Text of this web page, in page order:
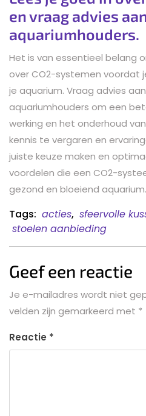
en vraag advies
aquariumhouders.
Het is van essentieel belang
over CO2-systemen voordat
je aquarium. Vraag advies
aquariumhouders om een
werking en het onderhoud
kennis te vergaren en
juiste keuze maken en
voordelen die een CO2-
gezond en bloeiend aquarium.
Tags: acties, sfeervolle
stoelen aanbieding
Geef een reactie
Je e-mailadres wordt niet
velden zijn gemarkeerd met *
Reactie *